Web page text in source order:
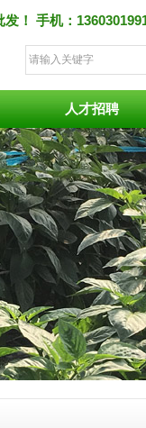
！ 手机：
人才招聘